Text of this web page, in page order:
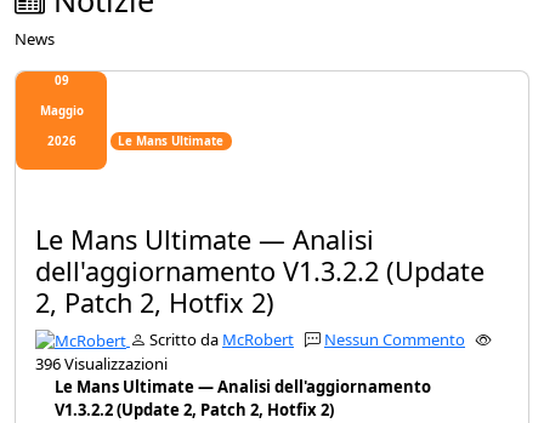
News
09
Maggio
2026
Le Mans Ultimate
Le Mans Ultimate — Analisi
dell'aggiornamento V1.3.2.2 (Update
2, Patch 2, Hotfix 2)
Scritto da McRobert
Nessun Commento
396 Visualizzazioni
Le Mans Ultimate — Analisi dell'aggiornamento
V1.3.2.2 (Update 2, Patch 2, Hotfix 2)